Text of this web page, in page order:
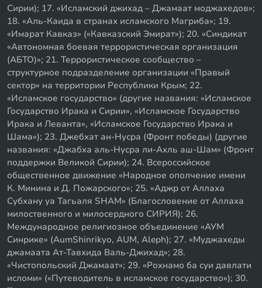
Сирии); 17. «Исламский джихад – Джамаат моджахедов»;
18. «Аль-Каида в странах исламского Магриба»; 19.
«Имарат Кавказ» («Кавказский Эмират»); 20. «Синдикат
«Автономная боевая террористическая организация
(АБТО)»; 21. Террористическое сообщество –
структурное подразделение организации «Правый
сектор» на территории Республики Крым; 22.
«Исламское государство» (другие названия: «Исламское
Государство Ирака и Сирии», «Исламское Государство
Ирака и Леванта», «Исламское Государство Ирака и
Шама»); 23. Джебхат ан-Нусра (Фронт победы) (другие
названия: «Джабха аль-Нусра ли-Ахль аш-Шам» (Фронт
поддержки Великой Сирии); 24. Всероссийское
общественное движение «Народное ополчение имени
К. Минина и Д. Пожарского»; 25. «Аджр от Аллаха
Субхану уа Тагьаля SHAM» (Благословение от Аллаха
милоственного и милосердного СИРИЯ); 26.
Международное религиозное объединение «АУМ
Синрике» (AumShinrikyo, AUM, Aleph); 27. «Муджахеды
джамаата Ат-Тавхида Валь-Джихад»; 28.
«Чистопольский Джамаат»; 29. «Рохнамо ба суи давлати
исломи» («Путеводитель в исламское государство»); 30.